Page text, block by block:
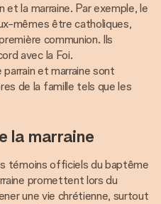
et la marraine. Par exemple, le
mêmes être catholiques,
communion. Ils
avec la Foi.
et marraine sont
de la famille tels que les
la marraine
témoins officiels du baptême
promettent lors du
une vie chrétienne, surtout